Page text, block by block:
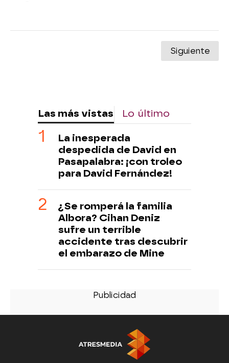
Siguiente
Las más vistas Lo último
La inesperada
despedida de David en
Pasapalabra: ¡con troleo
para David Fernández!
¿Se romperá la familia
Albora? Cihan Deniz
sufre un terrible
accidente tras descubrir
el embarazo de Mine